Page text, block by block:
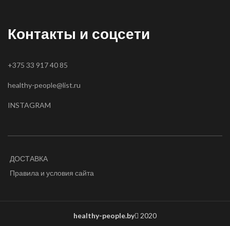
Контакты и соцсети
+375 33 917 40 85
healthy-people@list.ru
INSTAGRAM
ДОСТАВКА
Правила и условия сайта
healthy-people.by 2020